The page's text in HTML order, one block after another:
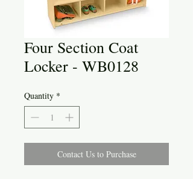
Four Section Coat
Locker - WB0128
Quantity *
Contact Us to Purchase